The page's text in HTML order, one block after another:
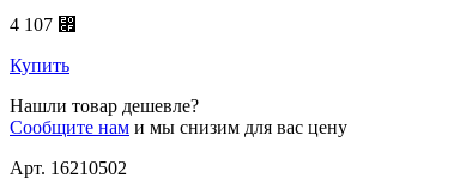
4 107 ⃏
Купить
Нашли товар дешевле?
Сообщите нам и мы снизим для вас цену
Арт. 16210502